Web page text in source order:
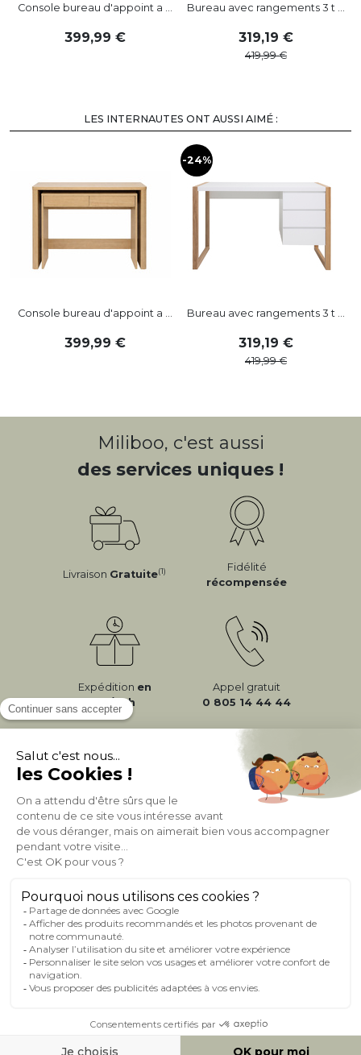
Console bureau d'appoint a ...
399,99
Bureau avec rangements 3 t ...
319,19
419,99
LES INTERNAUTES ONT AUSSI AIMÉ :
Console bureau d'appoint a ...
399,99
-24%
Bureau avec rangements 3 t ...
319,19
419,99
Miliboo, c'est aussi
des services uniques !
Livraison Gratuite(1)
Fidélité
récompensée
Expédition en
24/72h
Appel gratuit
0 805 14 44 44
À PROPOS DE MILIBOO
AIDE & CONTACT